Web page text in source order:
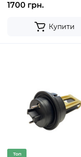
1700 грн.
Купити
Топ